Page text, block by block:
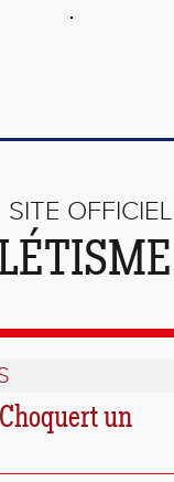
SITE OFFICIEL
un